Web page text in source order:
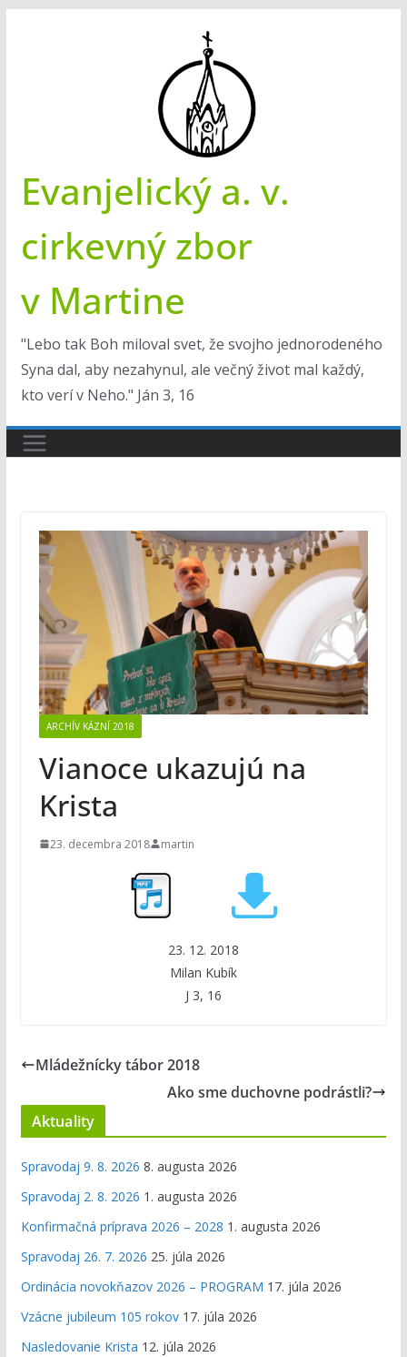
Evanjelický a. v.
cirkevný zbor
v Martine
"Lebo tak Boh miloval svet, že svojho jednorodeného
Syna dal, aby nezahynul, ale večný život mal každý,
kto verí v Neho." Ján 3, 16
ARCHÍV KÁZNÍ 2018
Vianoce ukazujú na
Krista
23. decembra 2018 martin
23. 12. 2018
Milan Kubík
J 3, 16
Mládežnícky tábor 2018
Ako sme duchovne podrástli?
Aktuality
Spravodaj 9. 8. 2026 8. augusta 2026
Spravodaj 2. 8. 2026 1. augusta 2026
Konfirmačná príprava 2026 – 2028 1. augusta 2026
Spravodaj 26. 7. 2026 25. júla 2026
Ordinácia novokňazov 2026 – PROGRAM 17. júla 2026
Vzácne jubileum 105 rokov 17. júla 2026
Nasledovanie Krista 12. júla 2026